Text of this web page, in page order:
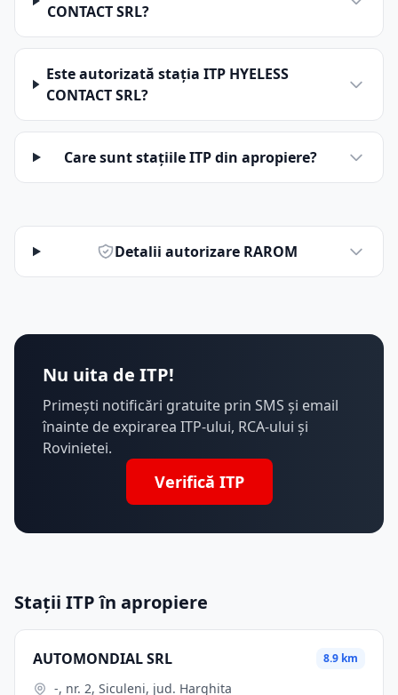
CONTACT SRL?
Este autorizată stația ITP HYELESS
CONTACT SRL?
Care sunt stațiile ITP din apropiere?
Detalii autorizare RAROM
Nu uita de ITP!
Primești notificări gratuite prin SMS și email
înainte de expirarea ITP-ului, RCA-ului și
Rovinietei.
Verifică ITP
Stații ITP în apropiere
AUTOMONDIAL SRL 8.9 km
-, nr. 2, Siculeni, jud. Harghita